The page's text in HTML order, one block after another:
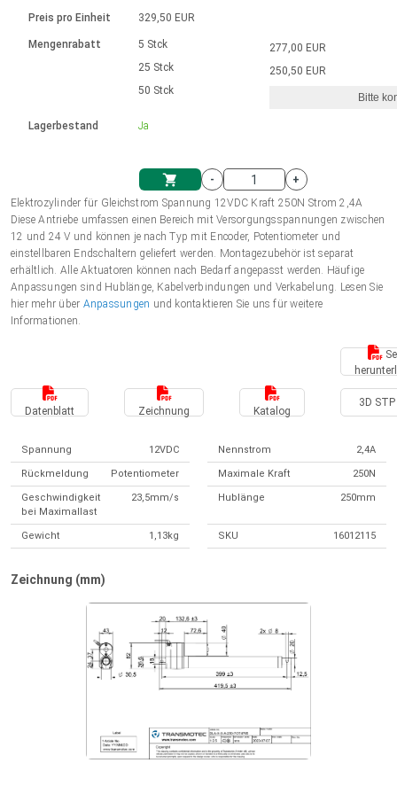
Einheitssystem
Einkaufswagen
Hubmagnete
230 - 50 Hz | 110 - 60 Hz
Drehzahlregelung für die AIS-Serie
Bürstenlose Gleichstrommotoren
mit Planetengetriebe und internem
Ø 28-42| 1-1400 rpm | <= 290Ncm
Bürstenlose DC Motor Controller
Gleichstrommotoren mit
Schneckengetriebe und Bürsten
Ø43-124mm | 31-425rpm | ≤ 41Nm
Treiber für Gleichstrommotoren mit
Synchron-Asynchron | für 1-4 Elektrozylinder
Synchron-Asynchron | für 1-4 Elektrozylinder
Français (EUR)
Polski (EUR)
Norsk (NOK)
Suomi (EUR)
Preis pro Einheit
Mengenrabatt
Lagerbestand
329,50 EUR
5 Stck
25 Stck
50 Stck
Ja
277,00 EUR
250,50 EUR
Bitte
-
+
Elektrozylinder für Gleichstrom Spannung 12VDC Kraft 250N Strom 2,4A
Diese Antriebe umfassen einen Bereich mit Versorgungsspannungen zwischen
12 und 24 V und können je nach Typ mit Encoder, Potentiometer und
einstellbaren Endschaltern geliefert werden. Montagezubehör ist separat
erhältlich. Alle Aktuatoren können nach Bedarf angepasst werden. Häufige
Anpassungen sind Hublänge, Kabelverbindungen und Verkabelung. Lesen Sie
hier mehr über Anpassungen und kontaktieren Sie uns für weitere
Informationen.
Datenblatt Zeichnung Katalog
3D STP
Spannung 12VDC Nennstrom 2,4A
Rückmeldung Potentiometer Maximale Kraft 250N
Geschwindigkeit
bei Maximallast
23,5mm/s Hublänge 250mm
Gewicht 1,13kg SKU 16012115
Zeichnung (mm)